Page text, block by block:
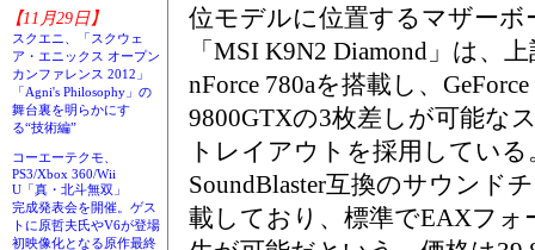
【11月29日】
スクエニ、「スクウェ
ア・エニックス オープン
カンファレンス 2012」
「Agni's Philosophy」の
舞台裏を明らかにす
る“技術編”
コーエーテクモ、
PS3/Xbox 360/Wii
U「真・北斗無双」
完成発表会を開催。ゲス
トに原哲夫氏やV6が登場
初映像化となる原作最終
位モデルに位置するマザーボ
「MSI K9N2 Diamond」は、
nForce 780aを搭載し、GeForce
9800GTXの3枚差しが可能な
トレイアウトを採用してい
SoundBlaster互換のサウンド
載しており、標準でEAXフ